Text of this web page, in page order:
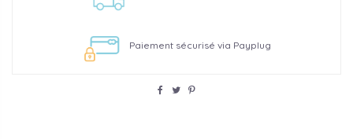
Paiement sécurisé via Payplug